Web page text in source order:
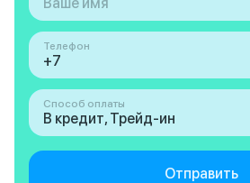
Телефон
Способ оплаты
В кредит, Трейд-ин
Отправить